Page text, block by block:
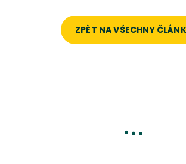
ZPĚT NA VŠECHNY